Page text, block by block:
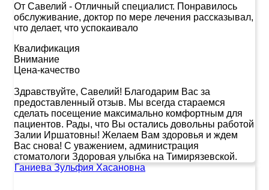
От Савелий - Отличный специалист. Понравилось
обслуживание, доктор по мере лечения рассказывал,
что делает, что успокаивало
Квалификация
Внимание
Цена-качество
Здравствуйте, Савелий! Благодарим Вас за
предоставленный отзыв. Мы всегда стараемся
сделать посещение максимально комфортным для
пациентов. Рады, что Вы остались довольны работой
Залии Иршатовны! Желаем Вам здоровья и ждем
Вас снова! С уважением, администрация
стоматологи Здоровая улыбка на Тимирязевской.
Ганиева Зульфия Хасановна